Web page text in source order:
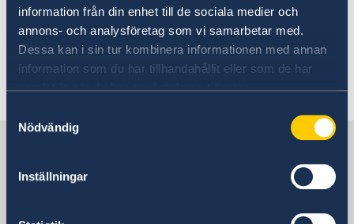
information från din enhet till de sociala medier och
annons- och analysföretag som vi samarbetar med.
Dessa kan i sin tur kombinera informationen med annan
information som du har tillhandahållit eller som de har
samlat in när du har använt deras tjänster.
Nödvändig
Inställningar
Innehav och/eller import av pornografiskt
material är olagligt och straffbelagt med böter.
Senast uppdaterad 03 aug. 2026, 10.43